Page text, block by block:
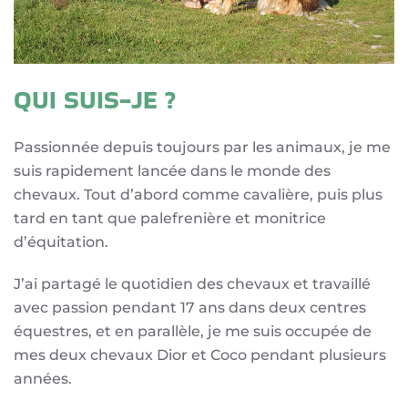
QUI SUIS-JE ?
Passionnée depuis toujours par les animaux, je me
suis rapidement lancée dans le monde des
chevaux. Tout d’abord comme cavalière, puis plus
tard en tant que palefrenière et monitrice
d’équitation.
J’ai partagé le quotidien des chevaux et travaillé
avec passion pendant 17 ans dans deux centres
équestres, et en parallèle, je me suis occupée de
mes deux chevaux Dior et Coco pendant plusieurs
années.